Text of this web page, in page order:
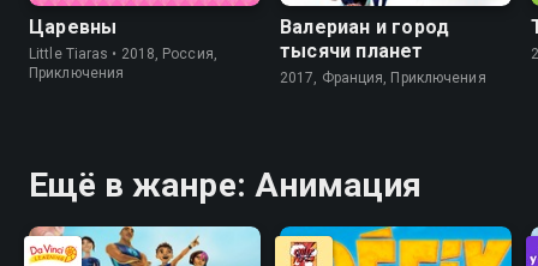
Царевны
Little Tiaras • 2018, Россия,
Приключения
Валериан и город
тысячи планет
2017, Франция, Приключения
Ещё в жанре: Анимация